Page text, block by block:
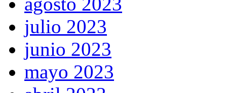
julio 2023
junio 2023
mayo 2023